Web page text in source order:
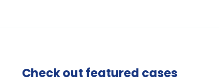
Check out featured cases